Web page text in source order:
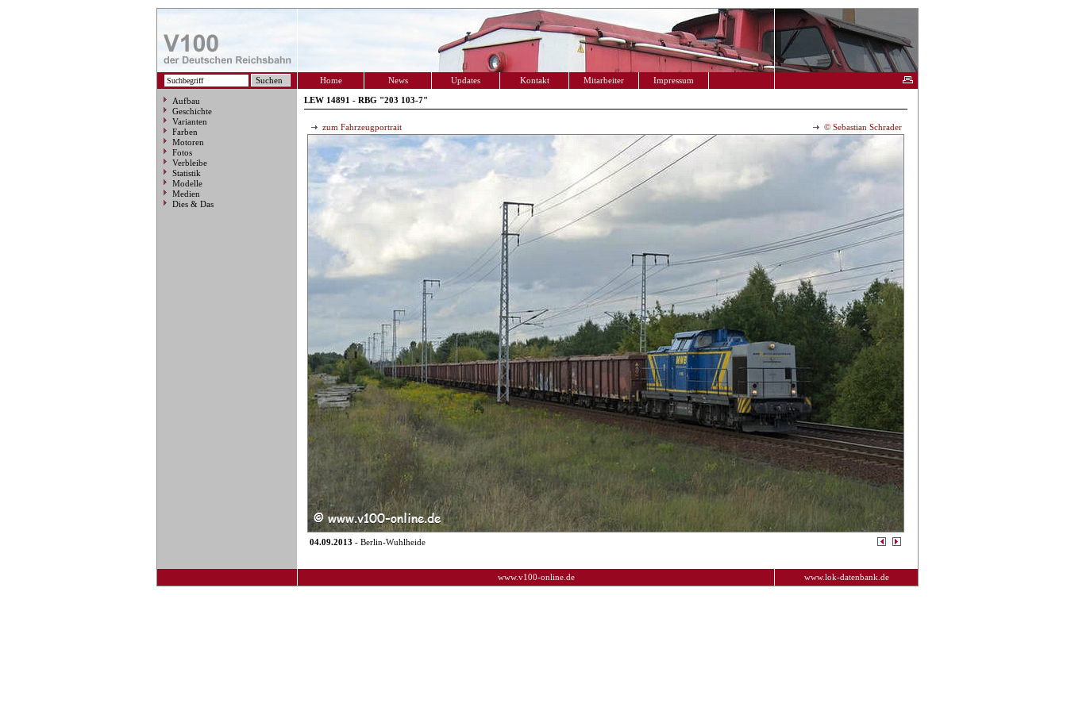
Home News Updates Kontakt Mitarbeiter Impressum
Aufbau
Geschichte
Varianten
Farben
Motoren
Fotos
Verbleibe
Statistik
Modelle
Medien
Dies & Das
LEW 14891 - RBG "203 103-7"
zum Fahrzeugportrait © Sebastian Schrader
04.09.2013 - Berlin-Wuhlheide
www.v100-online.de www.lok-datenbank.de